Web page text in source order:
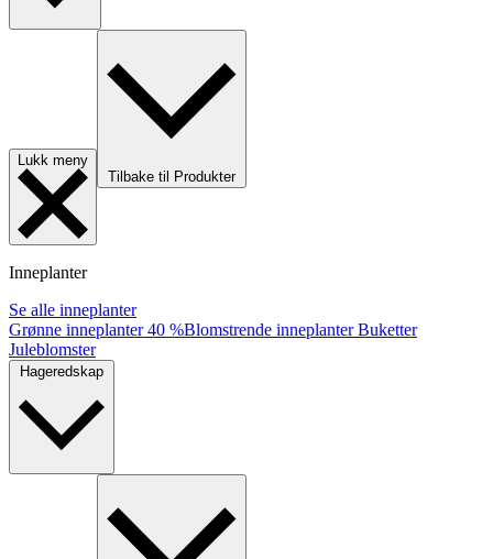
Lukk meny
Tilbake til Produkter
Inneplanter
Se alle inneplanter
Grønne inneplanter40 %Blomstrende inneplanterBuketter
Juleblomster